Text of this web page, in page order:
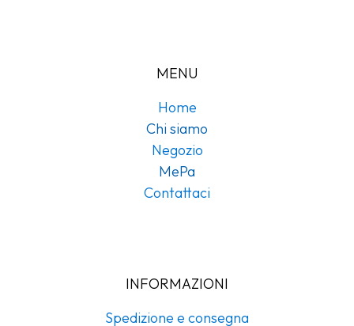
MENU
Home
Chi siamo
Negozio
MePa
Contattaci
INFORMAZIONI
Spedizione e consegna